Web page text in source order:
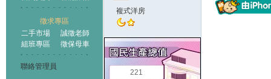
徵求專區
二手市場
誠徵老師
組班專區
徵保母車
聯絡管理員
複式洋房
221